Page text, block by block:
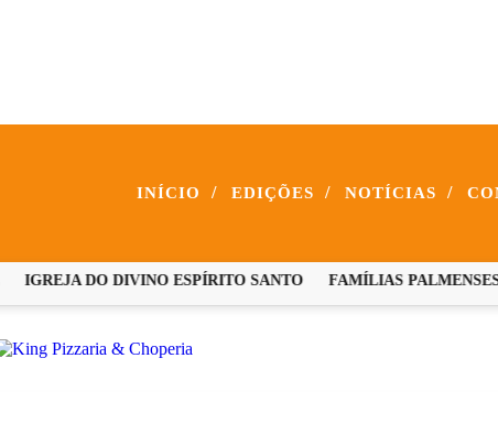
INÍCIO / EDIÇÕES / NOTÍCIAS /
DO DIVINO ESPÍRITO SANTO FAMÍLIAS PALMENSES